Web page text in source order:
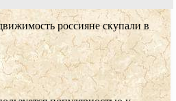
россияне скупали в